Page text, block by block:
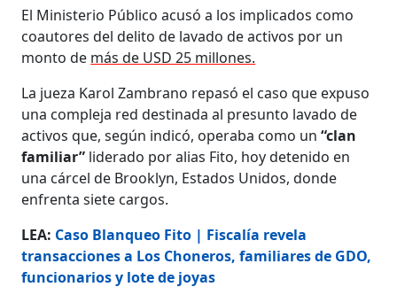
El Ministerio Público acusó a los implicados como
coautores del delito de lavado de activos por un
monto de más de USD 25 millones.
La jueza Karol Zambrano repasó el caso que expuso
una compleja red destinada al presunto lavado de
activos que, según indicó, operaba como un “clan
familiar” liderado por alias Fito, hoy detenido en
una cárcel de Brooklyn, Estados Unidos, donde
enfrenta siete cargos.
LEA: Caso Blanqueo Fito | Fiscalía revela
transacciones a Los Choneros, familiares de GDO,
funcionarios y lote de joyas